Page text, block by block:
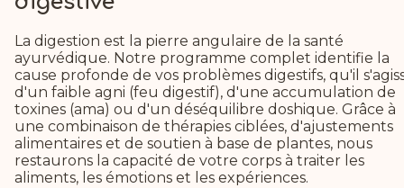
La digestion est la pierre angulaire de la santé
ayurvédique. Notre programme complet identifie la
cause profonde de vos problèmes digestifs, qu'il
d'un faible agni (feu digestif), d'une accumulation de
toxines (ama) ou d'un déséquilibre doshique. Grâce à
une combinaison de thérapies ciblées, d'ajustements
alimentaires et de soutien à base de plantes, nous
restaurons la capacité de votre corps à traiter les
aliments, les émotions et les expériences.